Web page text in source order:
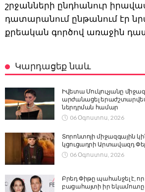
շրջանների ընդհանուր
դատարանում ընթանում էր
քրեական գործով առաջին
Կարդացեք նաև
Իվետա Մուկուչյանը
արժանացել
ներդրման համար
06 Օգոստոս, 2026
Տորոնտոյի միջազգային
կցուցադրի Արտավազդ
06 Օգոստոս, 2026
Բրեդ Փիթը պահանջել է, որ
բացահայտի իր եկամուտը